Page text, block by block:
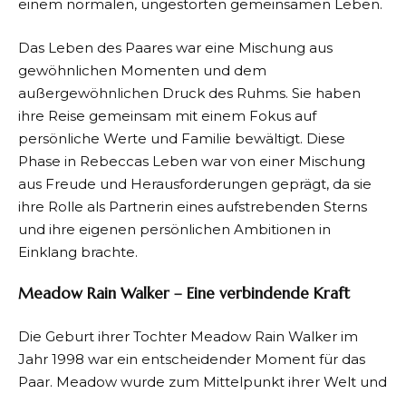
einem normalen, ungestörten gemeinsamen Leben.
Das Leben des Paares war eine Mischung aus
gewöhnlichen Momenten und dem
außergewöhnlichen Druck des Ruhms. Sie haben
ihre Reise gemeinsam mit einem Fokus auf
persönliche Werte und Familie bewältigt. Diese
Phase in Rebeccas Leben war von einer Mischung
aus Freude und Herausforderungen geprägt, da sie
ihre Rolle als Partnerin eines aufstrebenden Sterns
und ihre eigenen persönlichen Ambitionen in
Einklang brachte.
Meadow Rain Walker – Eine verbindende Kraft
Die Geburt ihrer Tochter Meadow Rain Walker im
Jahr 1998 war ein entscheidender Moment für das
Paar. Meadow wurde zum Mittelpunkt ihrer Welt und